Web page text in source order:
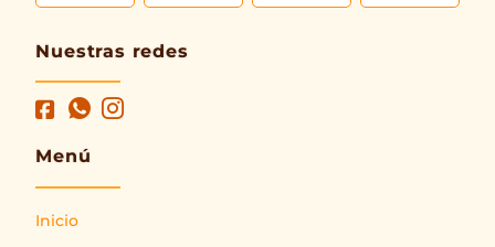
Nuestras redes
Menú
Inicio